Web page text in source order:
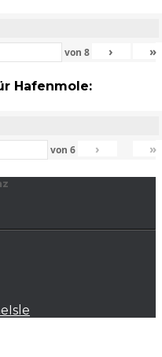
von 8 › »
Hafenmole:
von6 › »